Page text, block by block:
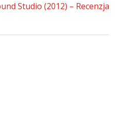
Studio (2012) – Recenzja